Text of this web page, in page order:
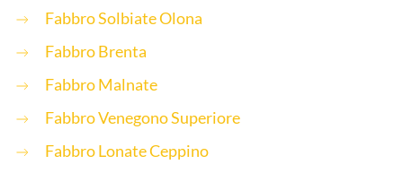
Fabbro Solbiate Olona
Fabbro Brenta
Fabbro Malnate
Fabbro Venegono Superiore
Fabbro Lonate Ceppino